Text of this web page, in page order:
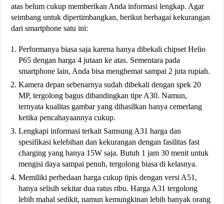
atas belum cukup memberikan Anda informasi lengkap. Agar
seimbang untuk dipertimbangkan, berikut berbagai kekurangan
dari smartphone satu ini:
Performanya biasa saja karena hanya dibekali chipset Helio
P65 dengan harga 4 jutaan ke atas. Sementara pada
smartphone lain, Anda bisa menghemat sampai 2 juta rupiah.
Kamera depan sebenarnya sudah dibekali dengan spek 20
MP, tergolong bagus dibandingkan tipe A30. Namun,
ternyata kualitas gambar yang dihasilkan hanya cemerlang
ketika pencahayaannya cukup.
Lengkapi informasi terkait Samsung A31 harga dan
spesifikasi kelebihan dan kekurangan dengan fasilitas fast
charging yang hanya 15W saja. Butuh 1 jam 30 menit untuk
mengisi daya sampai penuh, tergolong biasa di kelasnya.
Memiliki perbedaan harga cukup tipis dengan versi A51,
hanya selisih sekitar dua ratus ribu. Harga A31 tergolong
lebih mahal sedikit, namun kemungkinan lebih banyak orang